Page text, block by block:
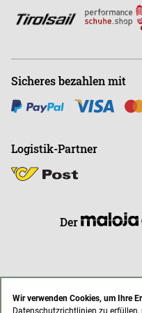
Wir verwenden Cookies, um Ihre
Datenschutzrichtlinien zu
Sicheres bezahlen mit
Logistik-Partner
Der